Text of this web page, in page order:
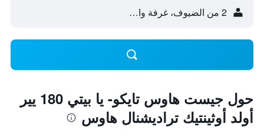
2 من الضيوف، غرفة واحدة
حول جيست هاوس تايكو- يا بيتي 180 يير
أولد أوثينتيك تراديشنال هاوس